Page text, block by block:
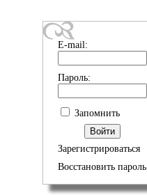
E-mail:
Пароль:
Запомнить
Зарегистрироваться
Восстановить пароль